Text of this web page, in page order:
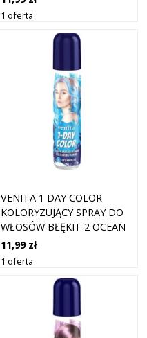
1 oferta
VENITA 1 DAY COLOR
KOLORYZUJĄCY SPRAY DO
WŁOSÓW BŁĘKIT 2 OCEAN
BLUE 50ML
11,99 zł
1 oferta